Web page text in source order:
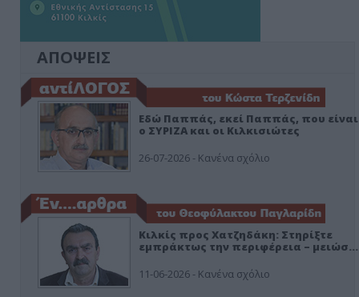
ΑΠΟΨΕΙΣ
Εδώ Παππάς, εκεί Παππάς, που είναι
ο ΣΥΡΙΖΑ και οι Κιλκισιώτες
26-07-2026 - Κανένα σχόλιο
Κιλκίς προς Χατζηδάκη: Στηρίξτε
εμπράκτως την περιφέρεια – μειώσ…
11-06-2026 - Κανένα σχόλιο